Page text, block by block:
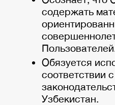
содержать
Обязуется
соответствии
Узбекистан.